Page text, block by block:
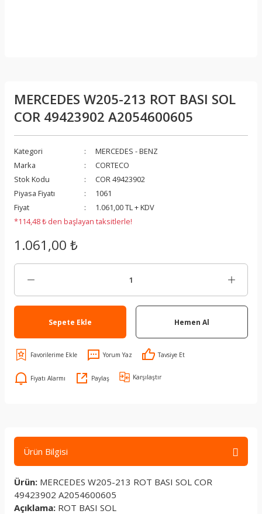
MERCEDES W205-213 ROT BASI SOL
COR 49423902 A2054600605
Kategori
MERCEDES - BENZ
Marka
CORTECO
Stok Kodu
COR 49423902
Piyasa Fiyatı
1061
Fiyat
1.061,00 TL + KDV
*114,48 ₺ den başlayan taksitlerle!
1.061,00 ₺
Sepete Ekle Hemen Al
Yorum Yaz Tavsiye Et
Fiyatı Alarmı Paylaş Karşılaştır
Ürün Bilgisi
Ürün: MERCEDES W205-213 ROT BASI SOL COR
49423902 A2054600605
Açıklama: ROT BASI SOL